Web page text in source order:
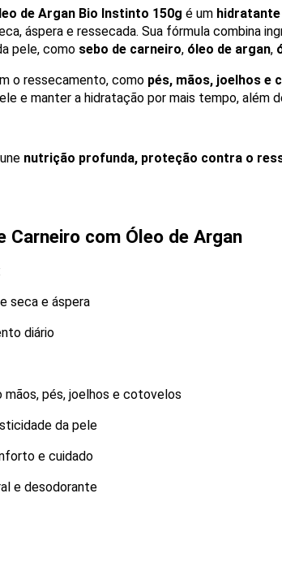
de Argan Bio Instinto 150g é um
áspera e ressecada. Sua fórmula combina
pele, como sebo de carneiro, óleo de argan,
o ressecamento, como pés, mãos, joelhos e
e manter a hidratação por mais tempo, além
nutrição profunda, proteção contra o
Carneiro com Óleo de Argan
seca e áspera
diário
pés, joelhos e cotovelos
da pele
e cuidado
e desodorante